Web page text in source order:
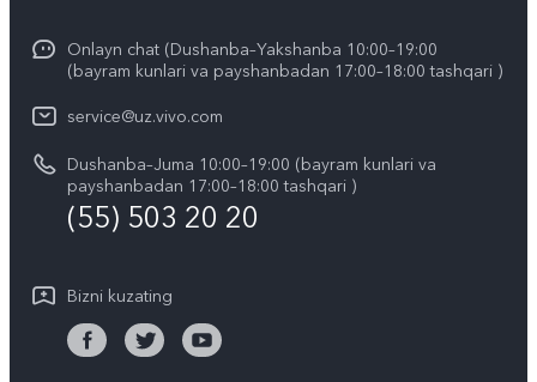
Xizmat ko'rsatish markazi
IMEI autentifikatsiyasi
Tizim yangilanishi
vivo kafolat yoʻriqnomasi
Kompaniya yangiliklari
vivo ish joylari
Huquqiy eslatmalar
Biz haqimizda
Barqarorlik
Onlayn chat (Dushanba–Yakshanba 10:00–19:00
(bayram kunlari va payshanbadan 17:00–18:00 tashqari )
service@uz.vivo.com
Dushanba–Juma 10:00–19:00 (bayram kunlari va
payshanbadan 17:00–18:00 tashqari )
(55) 503 20 20
Bizni kuzating